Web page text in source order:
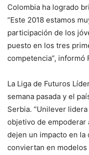
Colombia ha logrado
“Este 2018 estamos
participación de los
puesto en los tres
competencia”, informó
La Liga de Futuros
semana pasada y el
Serbia. “Unilever
objetivo de empoderar
dejen un impacto en la
conviertan en